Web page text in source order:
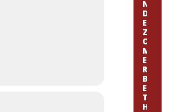
N
D
E
Z
O
M
E
R
B
E
T
H